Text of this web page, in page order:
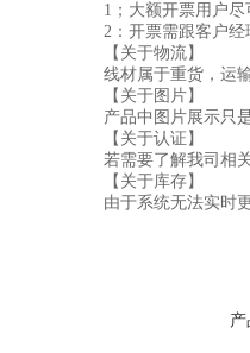
1；大额开票用户
2：开票需跟客户
【关于物流】
线材属于重货，运
【关于图片】
产品中图片展示只
【关于认证】
若需要了解我司相
【关于库存】
由于系统无法实时